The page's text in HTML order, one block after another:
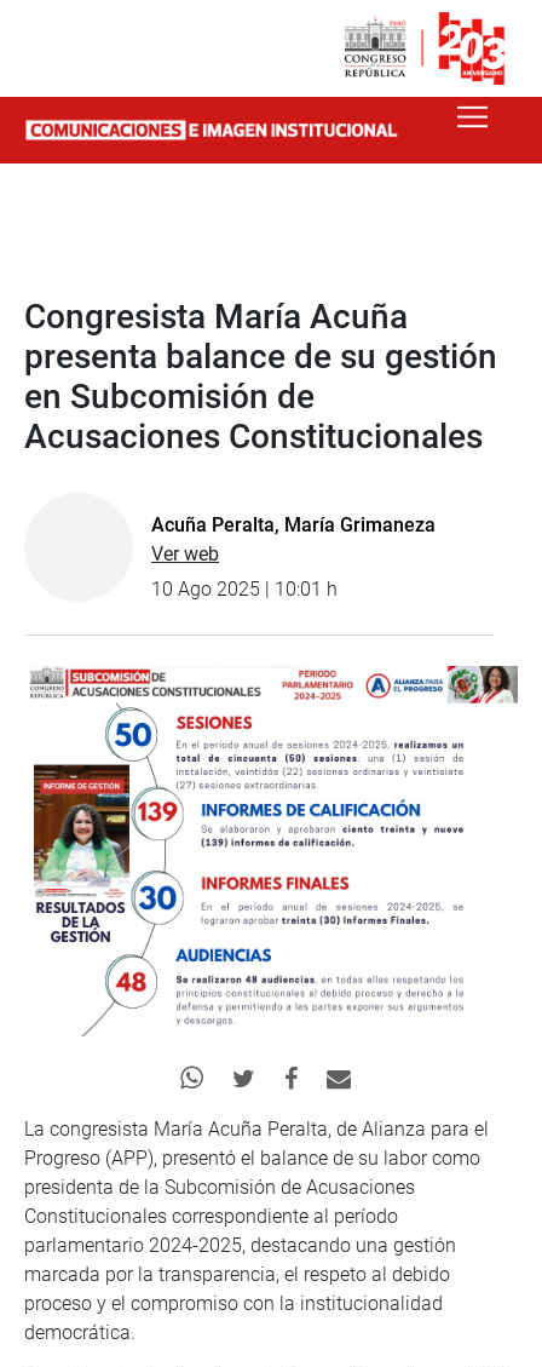
Congresista María Acuña
presenta balance de su gestión
en Subcomisión de
Acusaciones Constitucionales
Acuña Peralta, María Grimaneza
Ver web
10 Ago 2025 | 10:01 h
La congresista María Acuña Peralta, de Alianza para el
Progreso (APP), presentó el balance de su labor como
presidenta de la Subcomisión de Acusaciones
Constitucionales correspondiente al período
parlamentario 2024-2025, destacando una gestión
marcada por la transparencia, el respeto al debido
proceso y el compromiso con la institucionalidad
democrática.